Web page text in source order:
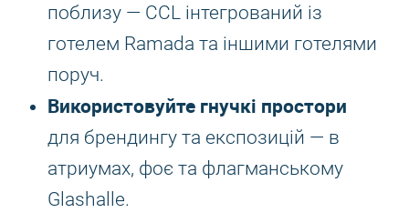
поблизу — CCL інтегрований із
готелем Ramada та іншими готелями
поруч.
Використовуйте гнучкі простори
для брендингу та експозицій — в
атриумах, фоє та флагманському
Glashalle.